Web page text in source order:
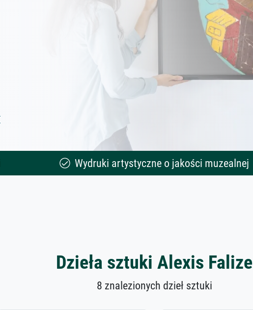
Wydruki artystyczne o jakości muzealnej
Dzieła sztuki Alexis Falize
8 znalezionych dzieł sztuki